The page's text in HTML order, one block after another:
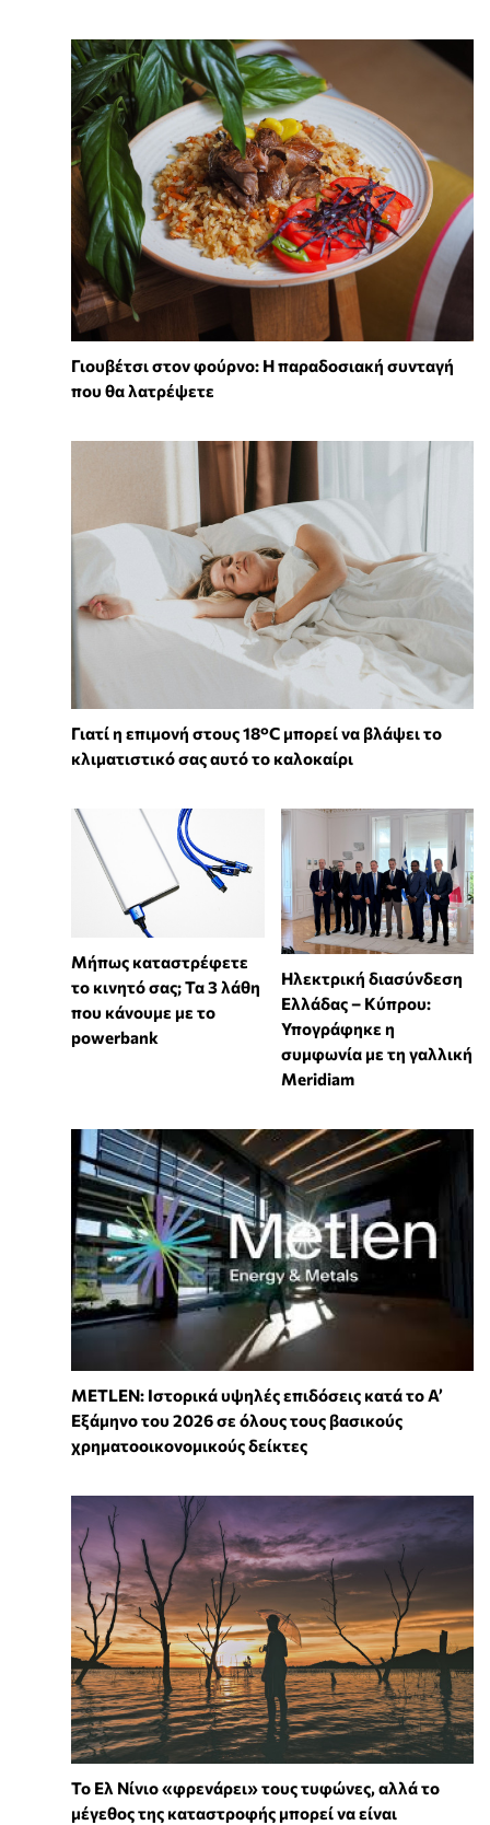
Γιουβέτσι στον φούρνο: Η παραδοσιακή συνταγή
που θα λατρέψετε
Γιατί η επιμονή στους 18°C μπορεί να βλάψει το
κλιματιστικό σας αυτό το καλοκαίρι
Μήπως καταστρέφετε
το κινητό σας; Τα 3 λάθη
που κάνουμε με το
powerbank
Ηλεκτρική διασύνδεση
Ελλάδας – Κύπρου:
Υπογράφηκε η
συμφωνία με τη γαλλική
Meridiam
METLEN: Ιστορικά υψηλές επιδόσεις κατά το Α’
Εξάμηνο του 2026 σε όλους τους βασικούς
χρηματοοικονομικούς δείκτες
Το Ελ Νίνιο «φρενάρει» τους τυφώνες, αλλά το
μέγεθος της καταστροφής μπορεί να είναι